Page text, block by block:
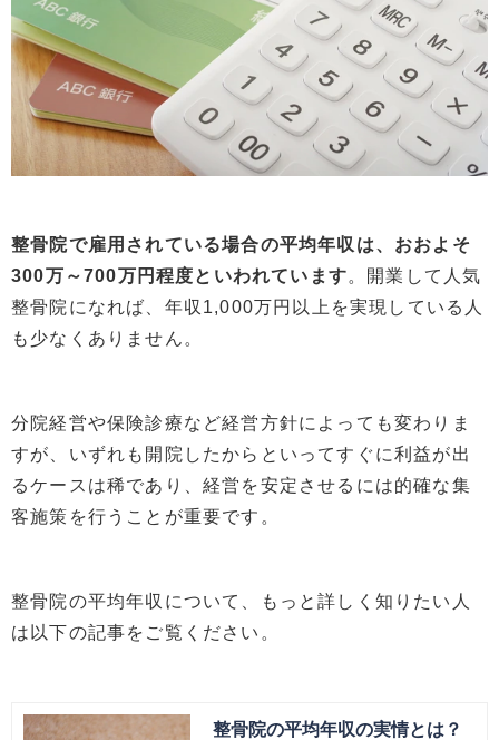
整骨院で雇用されている場合の平均年収は、おおよそ
300万～700万円程度といわれています。開業して人気
整骨院になれば、年収1,000万円以上を実現している人
も少なくありません。
分院経営や保険診療など経営方針によっても変わりま
すが、いずれも開院したからといってすぐに利益が出
るケースは稀であり、経営を安定させるには的確な集
客施策を行うことが重要です。
整骨院の平均年収について、もっと詳しく知りたい人
は以下の記事をご覧ください。
整骨院の平均年収の実情とは？